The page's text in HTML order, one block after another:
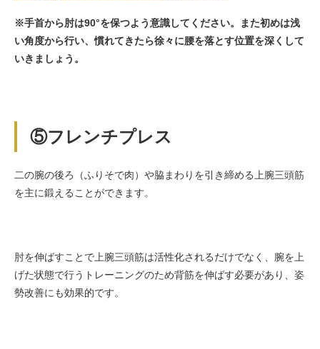
※手首から肘は90°を保つよう意識してください。また初めは浅
い角度から行い、慣れてきたら徐々に腰を落とす位置を深くして
いきましょう。
⑤フレンチプレス
二の腕の後ろ（ふりそで肉）や脇まわりを引き締める上腕三頭筋
を主に鍛えることができます。
肘を伸ばすことで上腕三頭筋は活性化されるだけでなく、腕を上
げた状態で行うトレーニングのため背筋を伸ばす必要があり、姿
勢改善にも効果的です。